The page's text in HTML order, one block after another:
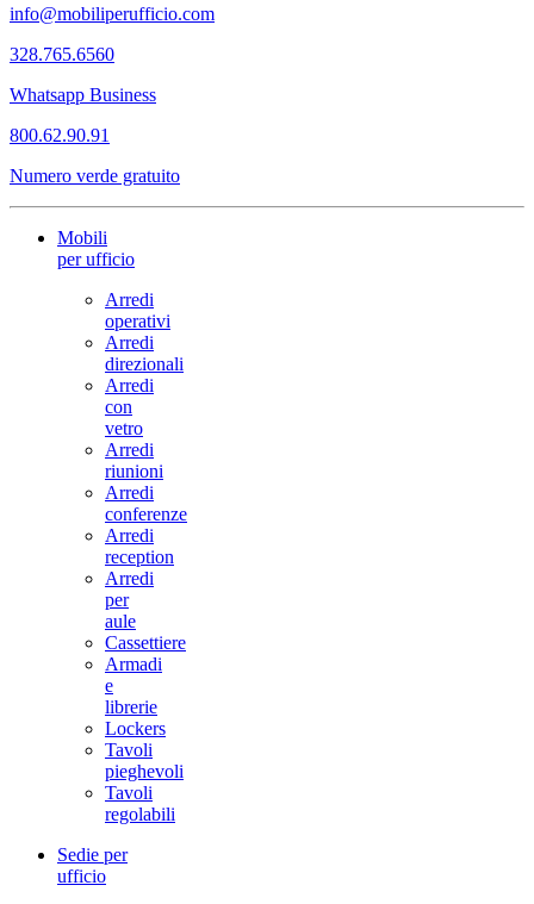
info@mobiliperufficio.com
328.765.6560
Whatsapp Business
800.62.90.91
Numero verde gratuito
Mobili
per ufficio
Arredi
operativi
Arredi
direzionali
Arredi
con
vetro
Arredi
riunioni
Arredi
conferenze
Arredi
reception
Arredi
per
aule
Cassettiere
Armadi
e
librerie
Lockers
Tavoli
pieghevoli
Tavoli
regolabili
Sedie per
ufficio